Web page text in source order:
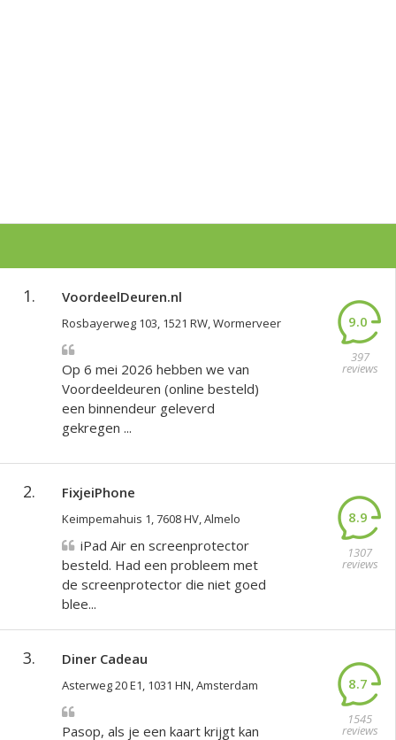
1. VoordeelDeuren.nl
Rosbayerweg 103, 1521 RW, Wormerveer 9.0
397
reviews
Op 6 mei 2026 hebben we van
Voordeeldeuren (online besteld)
een binnendeur geleverd
gekregen ...
2. FixjeiPhone
Keimpemahuis 1, 7608 HV, Almelo 8.9
1307
reviews
iPad Air en screenprotector
besteld. Had een probleem met
de screenprotector die niet goed
blee...
3. Diner Cadeau
Asterweg 20 E1, 1031 HN, Amsterdam 8.7
1545
reviews
Pasop, als je een kaart krijgt kan